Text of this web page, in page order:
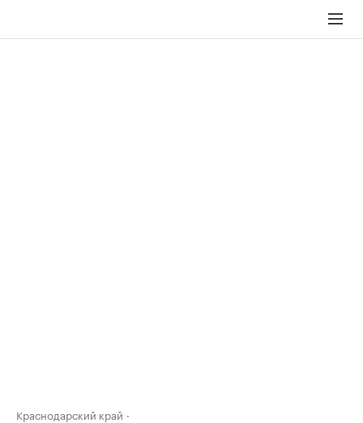
Краснодарский край